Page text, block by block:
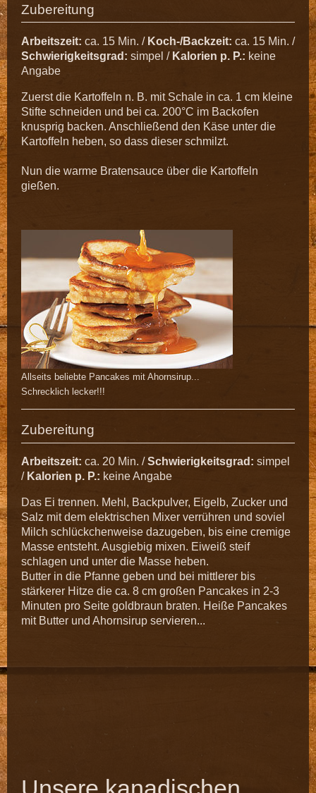
Zubereitung
Arbeitszeit: ca. 15 Min. / Koch-/Backzeit: ca. 15 Min. /
Schwierigkeitsgrad: simpel / Kalorien p. P.: keine
Angabe
Zuerst die Kartoffeln n. B. mit Schale in ca. 1 cm kleine
Stifte schneiden und bei ca. 200°C im Backofen
knusprig backen. Anschließend den Käse unter die
Kartoffeln heben, so dass dieser schmilzt.
Nun die warme Bratensauce über die Kartoffeln
gießen.
Allseits beliebte Pancakes mit Ahornsirup...
Schrecklich lecker!!!
Zubereitung
Arbeitszeit: ca. 20 Min. /Schwierigkeitsgrad: simpel
/ Kalorien p. P.: keine Angabe
Das Ei trennen. Mehl, Backpulver, Eigelb, Zucker und
Salz mit dem elektrischen Mixer verrühren und soviel
Milch schlückchenweise dazugeben, bis eine cremige
Masse entsteht. Ausgiebig mixen. Eiweiß steif
schlagen und unter die Masse heben.
Butter in die Pfanne geben und bei mittlerer bis
stärkerer Hitze die ca. 8 cm großen Pancakes in 2-3
Minuten pro Seite goldbraun braten. Heiße Pancakes
mit Butter und Ahornsirup servieren...